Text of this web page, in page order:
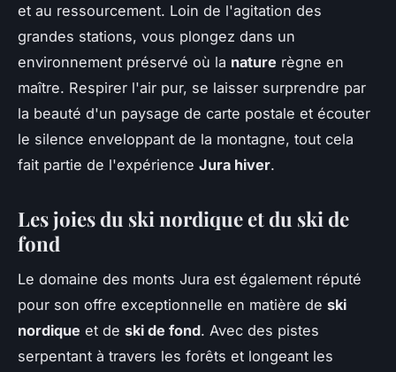
et au ressourcement. Loin de l'agitation des
grandes stations, vous plongez dans un
environnement préservé où la nature règne en
maître. Respirer l'air pur, se laisser surprendre par
la beauté d'un paysage de carte postale et écouter
le silence enveloppant de la montagne, tout cela
fait partie de l'expérience Jura hiver.
Les joies du ski nordique et du ski de
fond
Le domaine des monts Jura est également réputé
pour son offre exceptionnelle en matière de ski
nordique et de ski de fond. Avec des pistes
serpentant à travers les forêts et longeant les